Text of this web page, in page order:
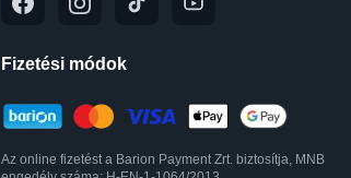
Fizetési módok
Az online fizetést a Barion Payment Zrt. biztosítja, MNB